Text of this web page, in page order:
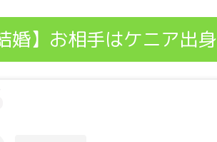
婚】お相手はケニア出